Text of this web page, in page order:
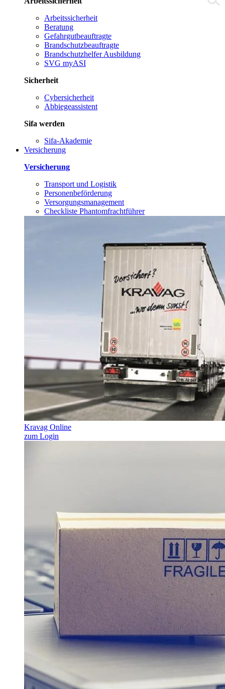
Arbeitssicherheit
Beratung
Gefahrgutbeauftragte
Brandschutzbeauftragte
Brandschutzhelfer Ausbildung
SVG myASI
Sicherheit
Cybersicherheit
Abbiegeassistent
Sifa werden
Sifa-Akademie
Versicherung
Versicherung
Transport und Logistik
Personenbeförderung
Versorgungsmanagement
Checkliste Phantomfrachtführer
Kravag Online
zum Login